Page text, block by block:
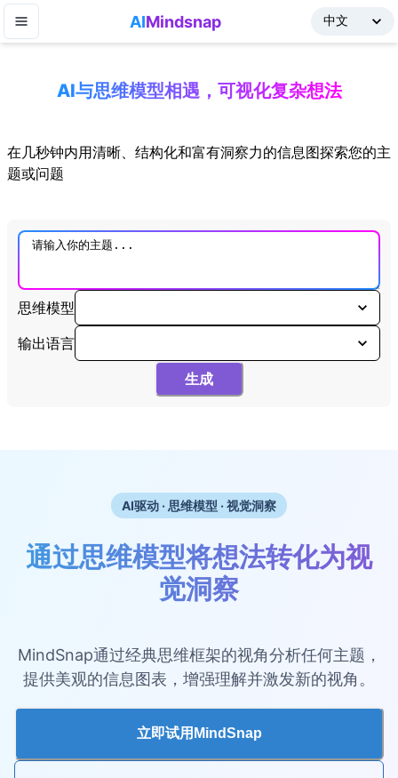
AIMindsnap
AI与思维模型相遇，可视化复杂想法
在几秒钟内用清晰、结构化和富有洞察力的信息图探索您的主
题或问题
思维模型
输出语言
生成
AI驱动 · 思维模型 · 视觉洞察
通过思维模型将想法转化为视
觉洞察
MindSnap通过经典思维框架的视角分析任何主题，
提供美观的信息图表，增强理解并激发新的视角。
立即试用MindSnap